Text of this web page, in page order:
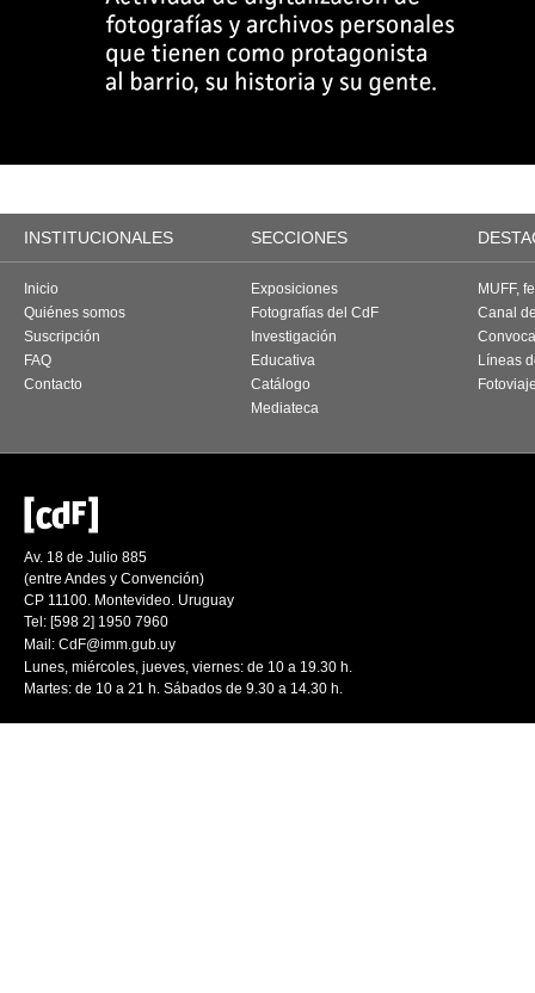
INSTITUCIONALES SECCIONES
Inicio
Quiénes somos
Suscripción
FAQ
Contacto
Exposiciones
Fotografías del CdF
Investigación
Educativa
Catálogo
Mediateca
MUFF,
Canal
Líneas
Av. 18 de Julio 885
(entre Andes y Convención)
CP 11100. Montevideo. Uruguay
Tel: [598 2] 1950 7960
Mail: CdF@imm.gub.uy
Lunes, miércoles, jueves, viernes: de 10 a 19.30 h.
Martes: de 10 a 21 h. Sábados de 9.30 a 14.30 h.